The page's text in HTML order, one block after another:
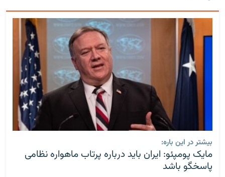
بیشتر در این باره:
مایک پومپئو: ایران باید درباره پرتاب ماهواره نظامی
پاسخگو باشد